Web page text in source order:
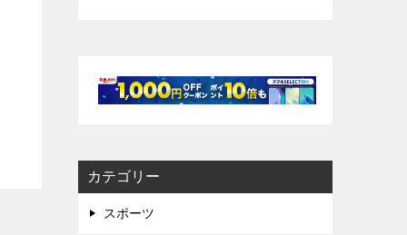
カテゴリー
スポーツ